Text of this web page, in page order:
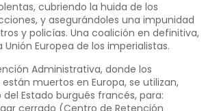
cubriendo la huida de los
y asegurándoles una impunidad
y policías. Una coalición en definitiva,
Europea de los imperialistas.
Administrativa, donde los
muertos en Europa, se utilizan,
Estado burgués francés, para:
cerrado (Centro de Retención